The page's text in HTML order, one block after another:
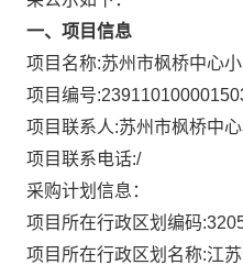
一、项目信息
项目名称:苏州市枫桥中心
项目编号:
项目联系人:苏州市枫桥中
项目联系电话:/
采购计划信息：
项目所在行政区划编码:
项目所在行政区划名称:江